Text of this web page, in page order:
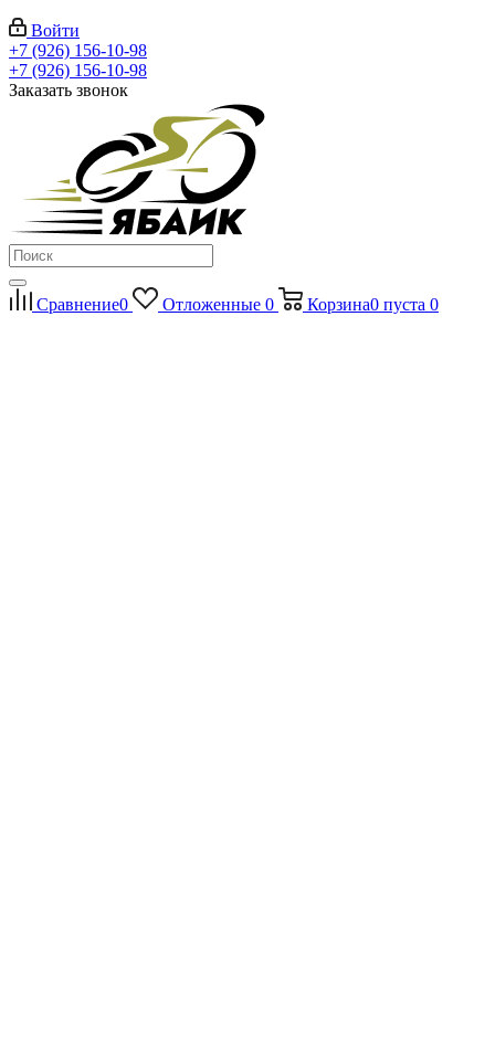
Войти
+7 (926) 156-10-98
+7 (926) 156-10-98
Заказать звонок
Сравнение0 Отложенные 0 Корзина0 пуста 0